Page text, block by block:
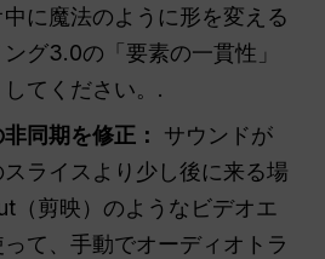
に魔法のように形を変える
グ3.0の「要素の一貫性」
てください。.
同期を修正：
サウンドが
ライスより少し後に来る場
（剪映）のようなビデオエ
て、手動でオーディオトラ